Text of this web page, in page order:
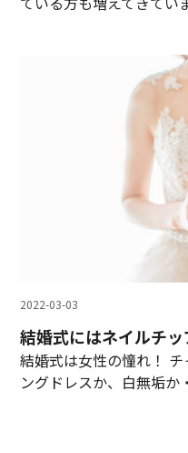
2022-03-03
結婚式にはネイルチ
結婚式は女性の憧れ！
ングドレスか、白無垢か